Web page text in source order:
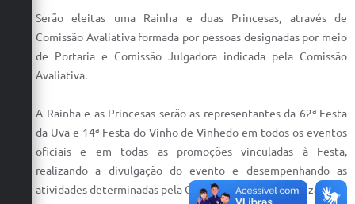
Sistema de Protocolo
Poupatempo
Acesso à Informação
Contratos
Serão eleitas uma Rainha e duas Princesas, através de
Comissão Avaliativa formada por pessoas designadas por meio
de Portaria e Comissão Julgadora indicada pela Comissão
Avaliativa.
A Rainha e as Princesas serão as representantes da 62ª Festa
da Uva e 14ª Festa do Vinho de Vinhedo em todos os eventos
oficiais e em todas as promoções vinculadas à Festa,
realizando a divulgação do evento e desempenhando as
atividades determinadas pela Comissão Central Organizadora.